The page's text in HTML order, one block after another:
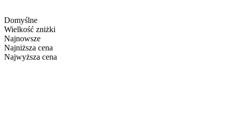
Domyślne
Wielkość zniżki
Najnowsze
Najniższa cena
Najwyższa cena